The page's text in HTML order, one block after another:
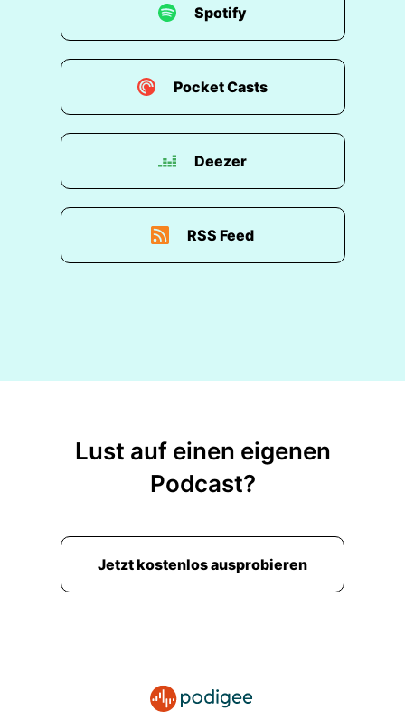
Spotify
Pocket Casts
Deezer
RSS Feed
Lust auf einen eigenen
Podcast?
Jetzt kostenlos ausprobieren